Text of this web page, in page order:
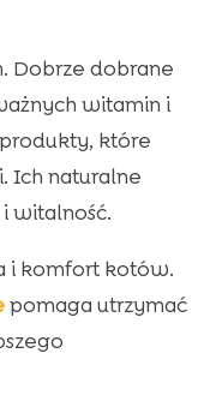
Dobrze dobrane
witamin i
które
Ich naturalne
witalność.
i komfort kotów.
pomaga utrzymać